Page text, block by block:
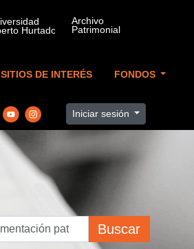
SITIOS DE INTERÉS FONDOS
Iniciar sesión
Buscar